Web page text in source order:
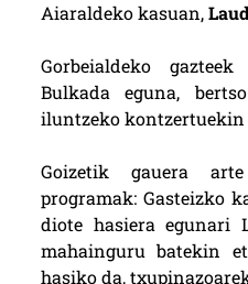
Aiaraldeko kasuan,
Gorbeialdeko
Bulkada eguna,
iluntzeko kontzertuekin
Goizetik gauera
programak: Gasteizko
diote hasiera egunari
mahainguru batekin
hasiko da,